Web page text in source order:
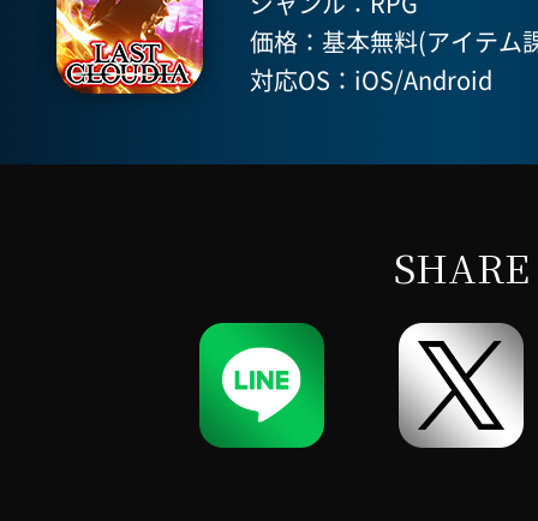
価格：基本無料(アイテム
対応OS：iOS/Android
SHARE